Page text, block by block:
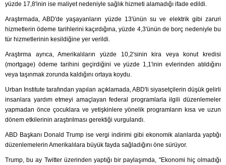
yüzde 17,8'inin ise maliyet nedeniyle sağlık hizmeti alamadığı ifade edildi.
Araştırmada, ABD'de yaşayanların yüzde 13'ünün su ve elektrik gibi zaruri
hizmetlerin ödeme tarihlerini kaçırdığına, yüzde 4,3'ünün de borç nedeniyle bu
tür hizmetlerinin kesildiğine yer verildi.
Araştırma ayrıca, Amerikalıların yüzde 10,2'sinin kira veya konut kredisi
(mortgage) ödeme tarihini geçirdiğini ve yüzde 1,1'inin evlerinden atıldığını
veya taşınmak zorunda kaldığını ortaya koydu.
Urban Institute tarafından yapılan açıklamada, ABD'li siyasetçilerin düşük gelirli
insanlara yardım etmeyi amaçlayan federal programlarla ilgili düzenlemeler
yapmadan önce çocuklara ve yetişkinlere yönelik programların kısa ve uzun
dönem etkilerinin araştırılması gerektiği vurgulandı.
ABD Başkanı Donald Trump ise vergi indirimi gibi ekonomik alanlarda yaptığı
düzenlemelerin Amerikalılara büyük fayda sağladığını öne sürüyor.
Trump, bu ay Twitter üzerinden yaptığı bir paylaşımda, "Ekonomi hiç olmadığı